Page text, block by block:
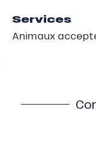
Services
Animaux